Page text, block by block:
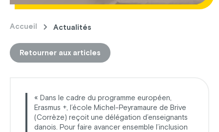
Accueil Actualités
Retourner aux articles
« Dans le cadre du programme européen,
Erasmus +, l’école Michel-Peyramaure de Brive
(Corrèze) reçoit une délégation d’enseignants
danois. Pour faire avancer ensemble l’inclusion